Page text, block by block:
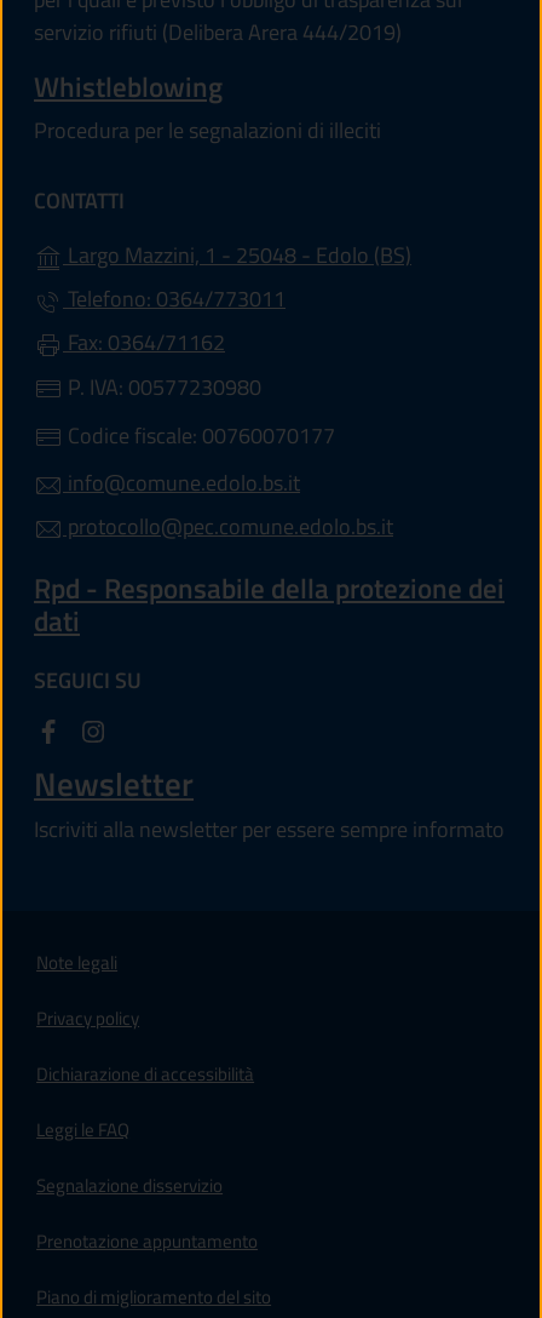
servizio rifiuti (Delibera Arera 444/2019)
Whistleblowing
Procedura per le segnalazioni di illeciti
CONTATTI
Largo Mazzini, 1 - 25048 - Edolo (BS)
Telefono: 0364/773011
Fax: 0364/71162
P. IVA: 00577230980
Codice fiscale: 00760070177
info@comune.edolo.bs.it
protocollo@pec.comune.edolo.bs.it
Rpd - Responsabile della protezione dei
dati
SEGUICI SU
Newsletter
Iscriviti alla newsletter per essere sempre informato
Note legali
Privacy policy
Dichiarazione di accessibilità
Leggi le FAQ
Segnalazione disservizio
Prenotazione appuntamento
Piano di miglioramento del sito